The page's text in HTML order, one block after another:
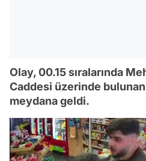
Olay, 00.15 sıralarında
Caddesi üzerinde
meydana geldi.